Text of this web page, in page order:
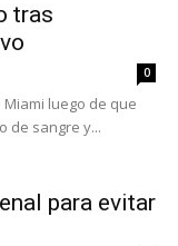
tras
0
luego de que
de sangre y...
para evitar